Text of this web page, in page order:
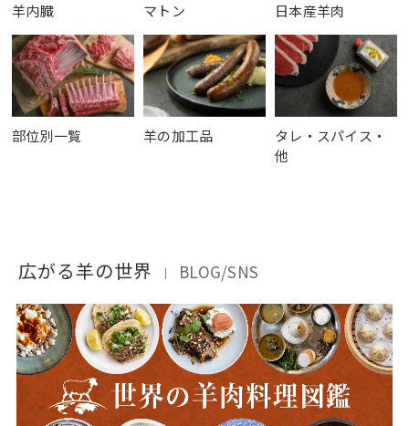
羊内臓 マトン 日本産羊肉
部位別一覧 羊の加工品
タレ・スパイス・
他
広がる羊の世界 ｜ BLOG/SNS